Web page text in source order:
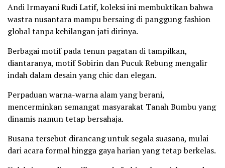
Andi Irmayani Rudi Latif, koleksi ini membuktikan bahwa
wastra nusantara mampu bersaing di panggung fashion
global tanpa kehilangan jati dirinya.
Berbagai motif pada tenun pagatan di tampilkan,
diantaranya, motif Sobirin dan Pucuk Rebung mengalir
indah dalam desain yang chic dan elegan.
Perpaduan warna-warna alam yang berani,
mencerminkan semangat masyarakat Tanah Bumbu yang
dinamis namun tetap bersahaja.
Busana tersebut dirancang untuk segala suasana, mulai
dari acara formal hingga gaya harian yang tetap berkelas.